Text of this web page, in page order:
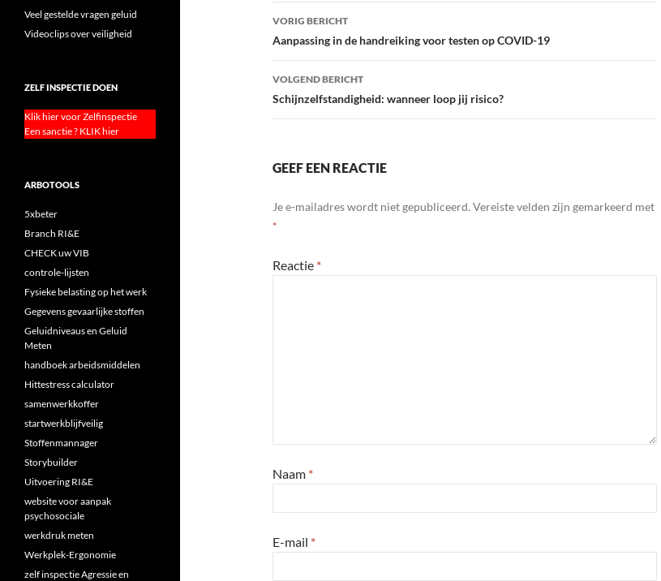
Bericht
navigatie
VORIG BERICHT
Aanpassing in de handreiking voor testen op COVID-19
VOLGEND BERICHT
Schijnzelfstandigheid: wanneer loop jij risico?
GEEF EEN REACTIE
Je e-mailadres wordt niet gepubliceerd. Vereiste velden zijn gemarkeerd met
*
Reactie *
Naam *
E-mail *
Veel gestelde vragen geluid
Videoclips over veiligheid
ZELF INSPECTIE DOEN
Klik hier voor Zelfinspectie
Een sanctie ? KLIK hier
ARBOTOOLS
5xbeter
Branch RI&E
CHECK uw VIB
controle-lijsten
Fysieke belasting op het werk
Gegevens gevaarlijke stoffen
Geluidniveaus en Geluid
Meten
handboek arbeidsmiddelen
Hittestress calculator
samenwerkkoffer
startwerkblijfveilig
Stoffenmannager
Storybuilder
Uitvoering RI&E
website voor aanpak
psychosociale
werkdruk meten
Werkplek-Ergonomie
zelf inspectie Agressie en